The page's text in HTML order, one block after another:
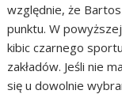
względnie, że
punktu. W
kibic czarnego
zakładów. Jeśli nie
się u dowolnie